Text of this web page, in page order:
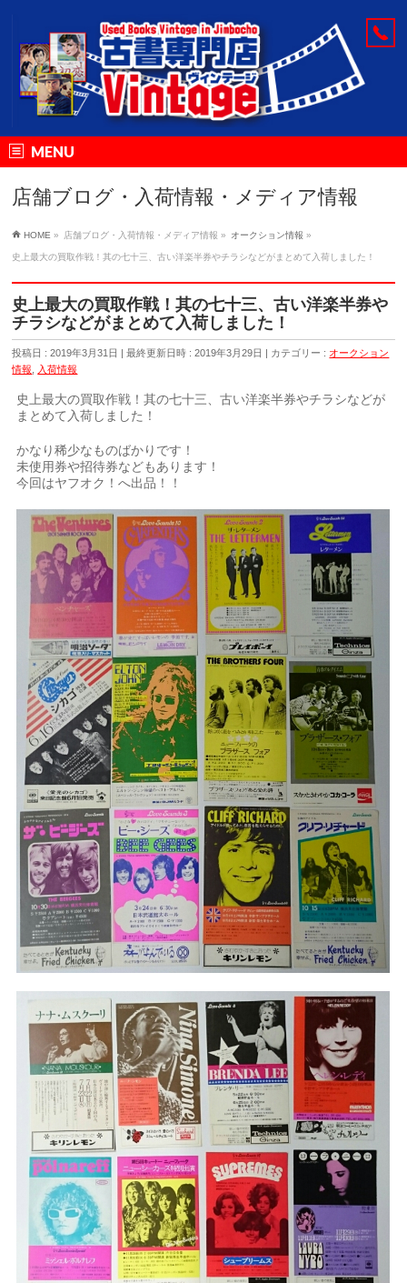
MENU
店舗ブログ・入荷情報・メディア情報
HOME » 店舗ブログ・入荷情報・メディア情報 » オークション情報 »
史上最大の買取作戦！其の七十三、古い洋楽半券やチラシなどがまとめて入荷しました！
史上最大の買取作戦！其の七十三、古い洋楽半券や
チラシなどがまとめて入荷しました！
投稿日 : 2019年3月31日 最終更新日時 : 2019年3月29日 カテゴリー : オークション
情報, 入荷情報
史上最大の買取作戦！其の七十三、古い洋楽半券やチラシなどが
まとめて入荷しました！
かなり稀少なものばかりです！
未使用券や招待券などもあります！
今回はヤフオク！へ出品！！